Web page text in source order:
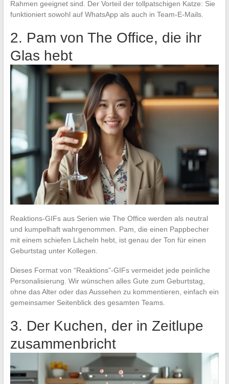
Rahmen geeignet sind. Der Vorteil der tollpatschigen Katze: Sie
funktioniert sowohl auf WhatsApp als auch in Team-E-Mails.
2. Pam von The Office, die ihr
Glas hebt
Reaktions-GIFs aus Serien wie The Office werden als neutral
und kumpelhaft wahrgenommen. Pam, die einen Pappbecher
mit einem schiefen Lächeln hebt, ist genau der Ton für einen
Geburtstag unter Kollegen.
Dieses Format von “Reaktions”-GIFs vermeidet jede peinliche
Personalisierung. Wir wünschen alles Gute zum Geburtstag,
ohne das Alter oder das Aussehen zu kommentieren, einfach ein
gemeinsamer Seitenblick des gesamten Teams.
3. Der Kuchen, der in Zeitlupe
zusammenbricht